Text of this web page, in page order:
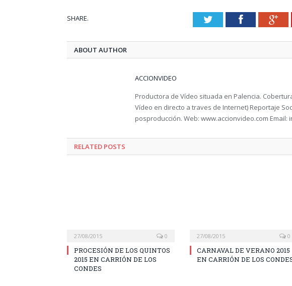
SHARE. TwitterFacebook
ABOUT AUTHOR
ACCIONVIDEO
Productora de Vídeo situada en Palencia.
Vídeo en directo a traves de Internet) Reportaje
posproducción. Web: www.accionvideo.com Email:
RELATED POSTS
27/08/2015 0
PROCESIÓN DE LOS QUINTOS
2015 EN CARRIÓN DE LOS
CONDES
27/08/2015 0
CARNAVAL DE VERANO 2015
EN CARRIÓN DE LOS